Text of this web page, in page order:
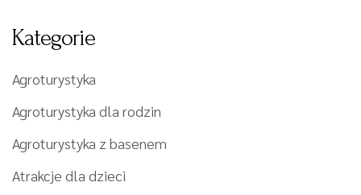
Kategorie
Agroturystyka
Agroturystyka dla rodzin
Agroturystyka z basenem
Atrakcje dla dzieci